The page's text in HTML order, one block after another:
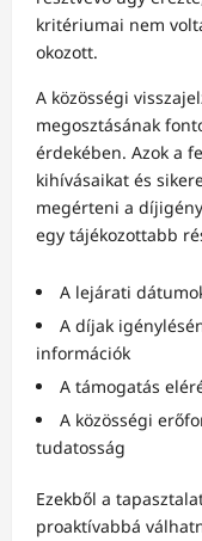
kritériumai nem
okozott.
A közösségi
megosztásának
érdekében. Azok a
kihívásaikat és
megérteni a
egy tájékozottabb
A lejárati
A díjak
információk
A támogatás
A közösségi
tudatosság
Ezekből a
proaktívabbá